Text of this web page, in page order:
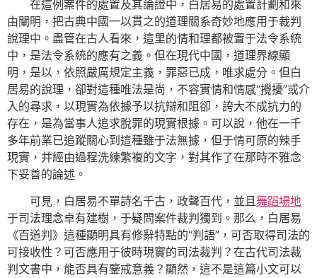
在這例案件的處置及其論證中，白居易的處置計劃和來
由闡明，把古典中國一以貫之的道理關系奇妙地應用于裁判
說理中。盡管在古人看來，這里的情和理都被置于法令系統
中，是法令系統的應有之義。但在現代中國，道理界線顯
明，是以，依照嚴厲規定主義，罪惡已成，唯求處分。但白
居易的說理，卻對這種唯法是尚，不容實情和情感“攪擾”或介
入的尋求，以現實為依據予以抗辯和阻卻，誇大不成抗力的
存在，是為當事人追求脫罪的現實根據。可以說，他在一千
多年前業已追蹤關心到這種雖于法無據，但于情可原的辣手
現實，并經由過程洗練繁複的文字，對其作了在那時不雅念
下妥善的論述。
可見，白居易不單詩名千古，政聲百代，並且舞蹈場地
于司法理念卓有建樹，于疑問案件裁判獨到。那么，白居易
《百道判》這種顯明具有修辭特點的“判語”，可否取得司法的
可接收性？可否應用于彼時現實的司法裁判？在古代司法裁
判文書中，能否具有鑒戒意義？顯然，這不是這篇小文可以